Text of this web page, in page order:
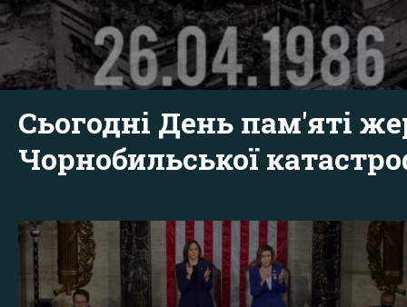
Сьогодні День пам'яті
Чорнобильської